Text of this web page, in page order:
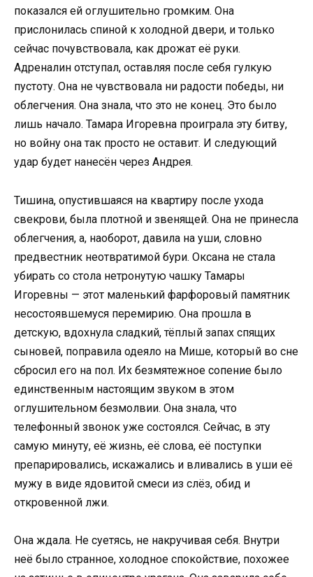
показался ей оглушительно громким. Она
прислонилась спиной к холодной двери, и только
сейчас почувствовала, как дрожат её руки.
Адреналин отступал, оставляя после себя гулкую
пустоту. Она не чувствовала ни радости победы, ни
облегчения. Она знала, что это не конец. Это было
лишь начало. Тамара Игоревна проиграла эту битву,
но войну она так просто не оставит. И следующий
удар будет нанесён через Андрея.
Тишина, опустившаяся на квартиру после ухода
свекрови, была плотной и звенящей. Она не принесла
облегчения, а, наоборот, давила на уши, словно
предвестник неотвратимой бури. Оксана не стала
убирать со стола нетронутую чашку Тамары
Игоревны — этот маленький фарфоровый памятник
несостоявшемуся перемирию. Она прошла в
детскую, вдохнула сладкий, тёплый запах спящих
сыновей, поправила одеяло на Мише, который во сне
сбросил его на пол. Их безмятежное сопение было
единственным настоящим звуком в этом
оглушительном безмолвии. Она знала, что
телефонный звонок уже состоялся. Сейчас, в эту
самую минуту, её жизнь, её слова, её поступки
препарировались, искажались и вливались в уши её
мужу в виде ядовитой смеси из слёз, обид и
откровенной лжи.
Она ждала. Не суетясь, не накручивая себя. Внутри
неё было странное, холодное спокойствие, похожее